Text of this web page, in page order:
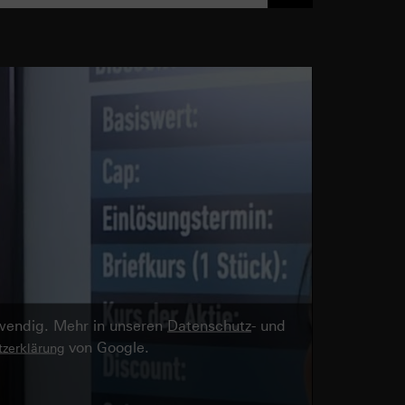
Mehr in unseren Datenschutz- und
von Google.